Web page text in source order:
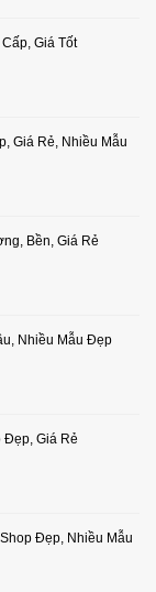
Giá Tốt
Giá Rẻ, Nhiều Mẫu
Bền, Giá Rẻ
Nhiều Mẫu Đẹp
Đẹp, Giá Rẻ
Đẹp, Nhiều Mẫu